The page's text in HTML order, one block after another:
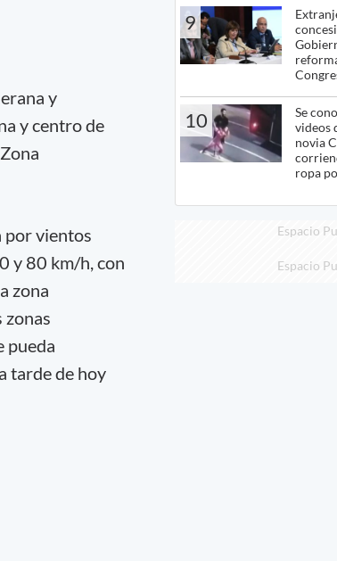
y
y centro de
por vientos
y 80 km/h, con
zona
zonas
pueda
tarde de hoy
9
10
Se
videos
novia
ropa
Espacio
Espacio